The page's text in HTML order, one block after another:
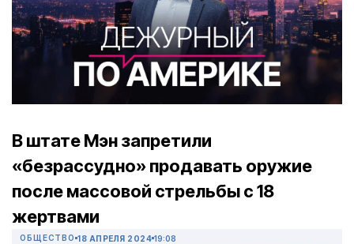
В штате Мэн запретили
«безрассудно» продавать оружие
после массовой стрельбы с 18
жертвами
ОБЩЕСТВО 18 АПРЕЛЯ 2024 19:08